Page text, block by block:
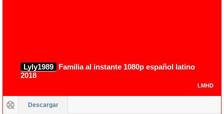
Lyly1989
Familia al instante 1080p español latino
2018
LMHD
Descargar